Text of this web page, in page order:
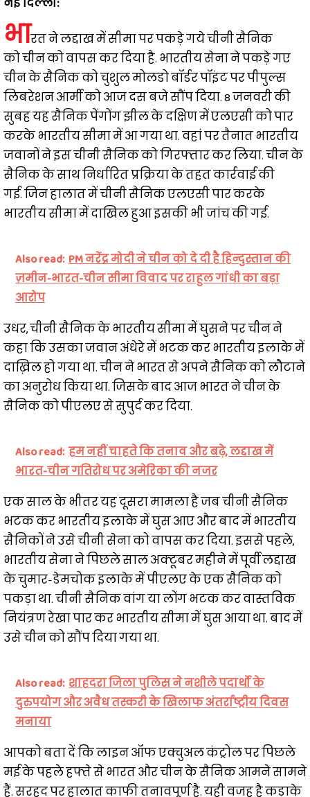
भारत ने लद्दाख में सीमा पर पकड़े गये चीनी सैनिक
को चीन को वापस कर दिया है. भारतीय सेना ने पकड़े गए
चीन के सैनिक को चुशुल मोलडो बॉर्डर पॉइंट पर पीपुल्स
लिबरेशन आर्मी को आज दस बजे सौंप दिया. 8 जनवरी की
सुबह यह सैनिक पेंगोंग झील के दक्षिण में एलएसी को पार
करके भारतीय सीमा में आ गया था. वहां पर तैनात भारतीय
जवानों ने इस चीनी सैनिक को गिरफ्तार कर लिया. चीन के
सैनिक के साथ निर्धारित प्रक्रिया के तहत कार्रवाई की
गई. जिन हालात में चीनी सैनिक एलएसी पार करके
भारतीय सीमा में दाखिल हुआ इसकी भी जांच की गई.
Also read: PM नरेंद्र मोदी ने चीन को दे दी है हिन्दुस्तान की
ज़मीन-भारत-चीन सीमा विवाद पर राहुल गांधी का बड़ा
आरोप
उधर, चीनी सैनिक के भारतीय सीमा में घुसने पर चीन ने
कहा कि उसका जवान अंधेरे में भटक कर भारतीय इलाके में
दाख़िल हो गया था. चीन ने भारत से अपने सैनिक को लौटाने
का अनुरोध किया था. जिसके बाद आज भारत ने चीन के
सैनिक को पीएलए से सुपुर्द कर दिया.
Also read: हम नहीं चाहते कि तनाव और बढ़े, लद्दाख में
भारत-चीन गतिरोध पर अमेरिका की नजर
एक साल के भीतर यह दूसरा मामला है जब चीनी सैनिक
भटक कर भारतीय इलाके में घुस आए और बाद में भारतीय
सैनिकों ने उसे चीनी सेना को वापस कर दिया. इससे पहले,
भारतीय सेना ने पिछले साल अक्टूबर महीने में पूर्वी लद्दाख
के चुमार-डेमचोक इलाके में पीएलए के एक सैनिक को
पकड़ा था. चीनी सैनिक वांग या लोंग भटक कर वास्तविक
नियंत्रण रेखा पार कर भारतीय सीमा में घुस आया था. बाद में
उसे चीन को सौंप दिया गया था.
Also read: शाहदरा जिला पुलिस ने नशीले पदार्थो के
दुरुपयोग और अवैध तस्करी के खिलाफ अंतर्राष्ट्रीय दिवस
मनाया
आपको बता दें कि लाइन ऑफ एक्चुअल कंट्रोल पर पिछले
मई के पहले हफ्ते से भारत और चीन के सैनिक आमने सामने
हैं. सरहद पर हालात काफी तनावपूर्ण है. यही वजह है कड़ाके